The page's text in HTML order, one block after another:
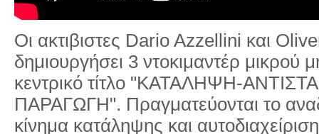
Οι ακτιβιστες Dario Azzellini και
δημιουργήσει 3 ντοκιμαντέρ μικρού
κεντρικό τίτλο "ΚΑΤΑΛΗΨΗ-
ΠΑΡΑΓΩΓΗ". Πραγματεύονται το
κίνημα κατάληψης και